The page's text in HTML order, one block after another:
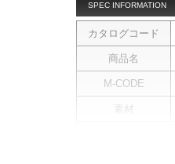
SPEC INFORMATION
カタログコード
商品名
M-CODE